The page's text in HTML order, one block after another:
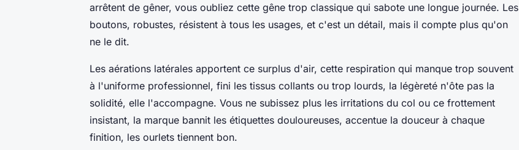
arrêtent de gêner, vous oubliez cette gêne trop classique qui sabote une longue journée. Les
boutons, robustes, résistent à tous les usages, et c'est un détail, mais il compte plus qu'on
ne le dit.
Les aérations latérales apportent ce surplus d'air, cette respiration qui manque trop souvent
à l'uniforme professionnel, fini les tissus collants ou trop lourds, la légèreté n'ôte pas la
solidité, elle l'accompagne. Vous ne subissez plus les irritations du col ou ce frottement
insistant, la marque bannit les étiquettes douloureuses, accentue la douceur à chaque
finition, les ourlets tiennent bon.